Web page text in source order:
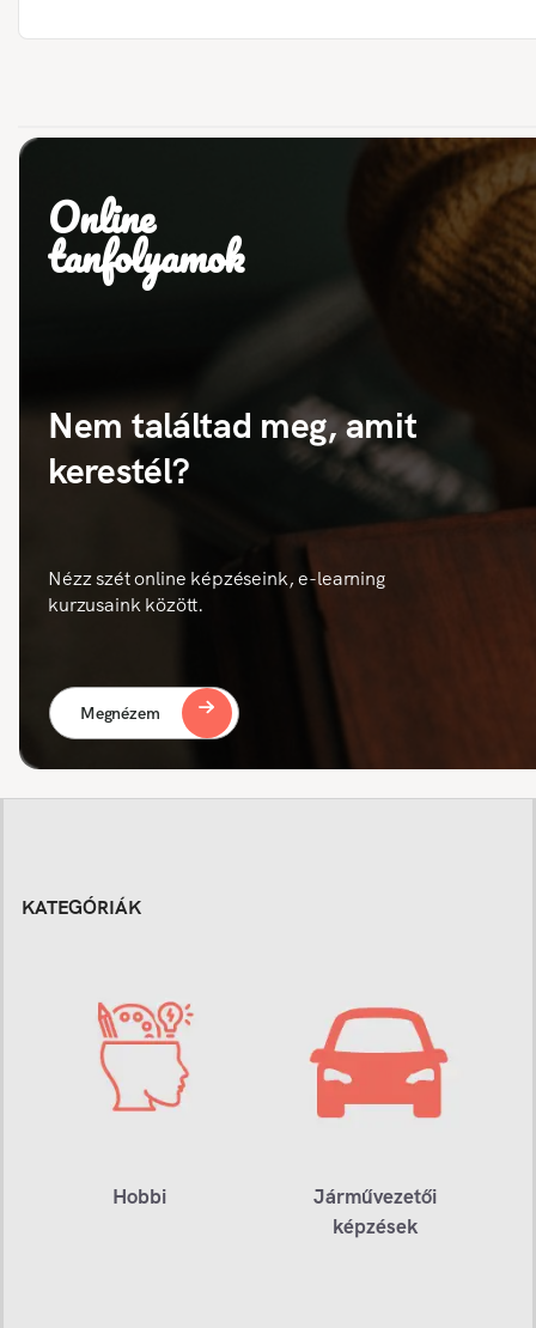
Online
tanfolyamok
Nem találtad meg, amit
kerestél?
Nézz szét online képzéseink, e-learning
kurzusaink között.
Megnézem
KATEGÓRIÁK
Hobbi
Járművezetői
képzések